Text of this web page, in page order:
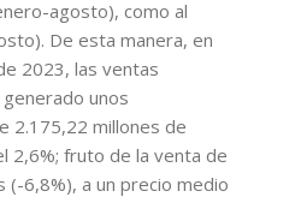
agosto), como al
De esta manera, en
2023, las ventas
unos
2.175,22 millones de
2,6%; fruto de la venta de
6,8%), a un precio medio